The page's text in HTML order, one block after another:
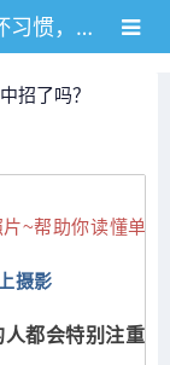
摄影必备！存储卡的保养与 8 大坏习惯，你中招了吗？
招了吗？
~帮助你读懂单
都会特别注重